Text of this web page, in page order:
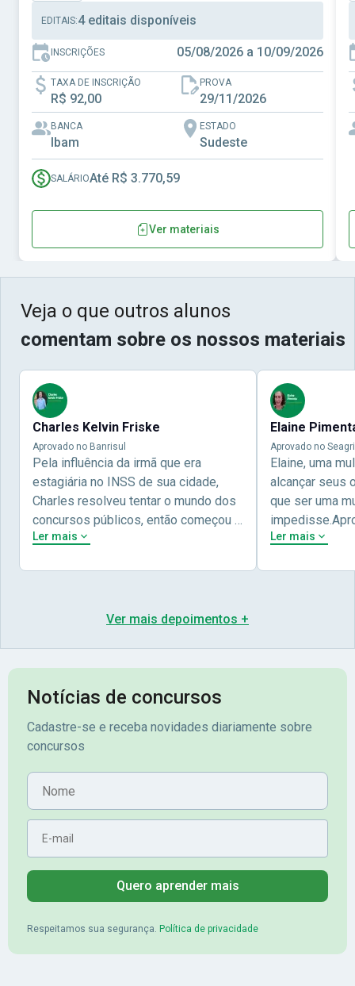
EDITAIS:4 editais disponíveis
INSCRIÇÕES 05/08/2026 a 10/09/2026
TAXA DE INSCRIÇÃO
R$ 92,00
PROVA
29/11/2026
BANCA
Ibam
ESTADO
Sudeste
SALÁRIOAté R$ 3.770,59
Ver materiais
Veja o que outros alunos
comentam sobre os nossos materiais
Charles Kelvin Friske
Aprovado no Banrisul
Pela influência da irmã que era
estagiária no INSS de sua cidade,
Charles resolveu tentar o mundo dos
concursos públicos, então começou a
estudar com contéudo gratuito que a
preparação completa, e o resultado
abriu o concurso para o Banco da sua
cidade, o Banrisul. Se tornou
assinante premium e em seguida
mérito no concurso do
Banrisul.Charles Kelvin Friske -
Ler mais
Elaine
Aprovado no
Elaine, uma
alcançar seus
que ser uma
concursos
sua vida e
obstáculos
Pimenta -
Ler mais
Ver mais depoimentos +
Notícias de concursos
Cadastre-se e receba novidades diariamente sobre
concursos
Nome
E-mail
Quero aprender mais
Respeitamos sua segurança. Política de privacidade